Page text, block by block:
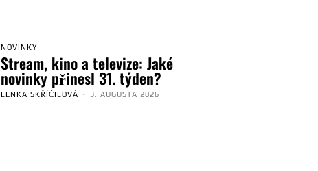
NOVINKY
Stream, kino a televize: Jaké
novinky přinesl 31. týden?
LENKA SKŘÍČILOVÁ - 3. AUGUSTA 2026